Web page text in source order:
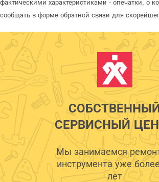
фактическими характеристиками - опечатки, о
сообщать в форме обратной связи для
СЕРВИСНЫЙ
Мы занимаемся
инструмента уже
лет